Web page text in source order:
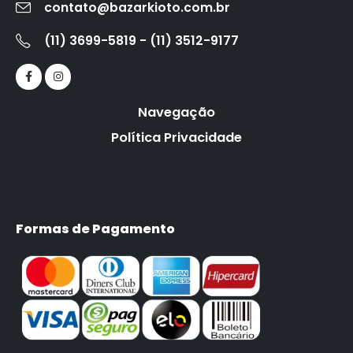
contato@bazarkioto.com.br
(11) 3699-5819 - (11) 3512-9177
Navegação
Política Privacidade
Formas de Pagamento